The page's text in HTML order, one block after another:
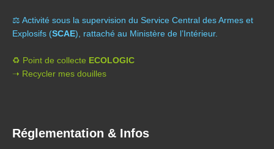
⚖️ Activité sous la supervision du Service Central des Armes et
Explosifs (SCAE), rattaché au Ministère de l’Intérieur.
♻️ Point de collecte ECOLOGIC
➝ Recycler mes douilles
Réglementation & Infos